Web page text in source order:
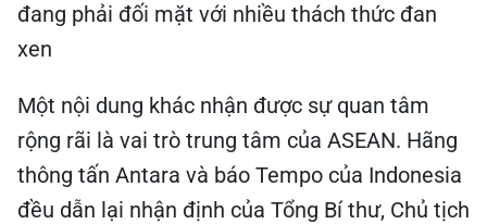
đang phải đối mặt với nhiều thách thức đan
xen
Một nội dung khác nhận được sự quan tâm
rộng rãi là vai trò trung tâm của ASEAN. Hãng
thông tấn Antara và báo Tempo của Indonesia
đều dẫn lại nhận định của Tổng Bí thư, Chủ tịch